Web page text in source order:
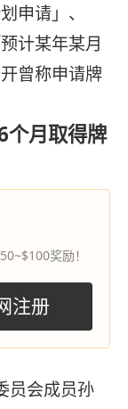
申请」、
计某年某月
曾称申请牌
个月取得牌
奖励！
注册
员会成员孙